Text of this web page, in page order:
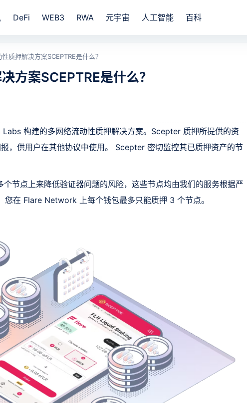
DeFi WEB3 RWA 元宇宙 人工智能 百科
质押解决方案SCEPTRE是什么？
方案SCEPTRE是什么？
构建的多网络流动性质押解决方案。Scepter 质押所提供的资
，供用户在其他协议中使用。 Scepter 密切监控其已质押资产的节
节点上来降低验证器问题的风险，这些节点均由我们的服务根据严
您在 Flare Network 上每个钱包最多只能质押 3 个节点。